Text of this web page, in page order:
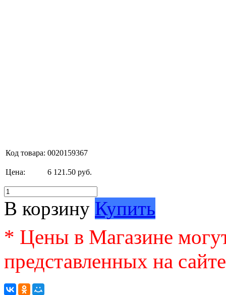
Код товара: 0020159367
Цена: 6 121.50 руб.
В корзину Купить
* Цены в Магазине
представленных на сайте